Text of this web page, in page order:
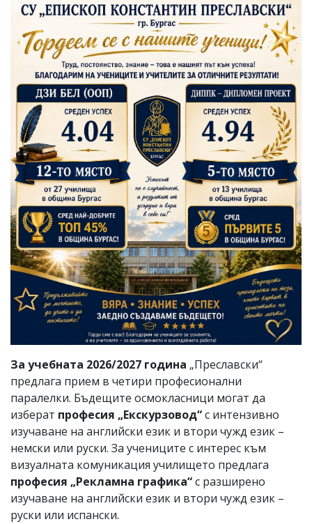
За учебната 2026/2027 година „Преславски“
предлага прием в четири професионални
паралелки. Бъдещите осмокласници могат да
изберат професия „Екскурзовод“с интензивно
изучаване на английски език и втори чужд език –
немски или руски. За учениците с интерес към
визуалната комуникация училището предлага
професия „Рекламна графика“с разширено
изучаване на английски език и втори чужд език –
руски или испански.